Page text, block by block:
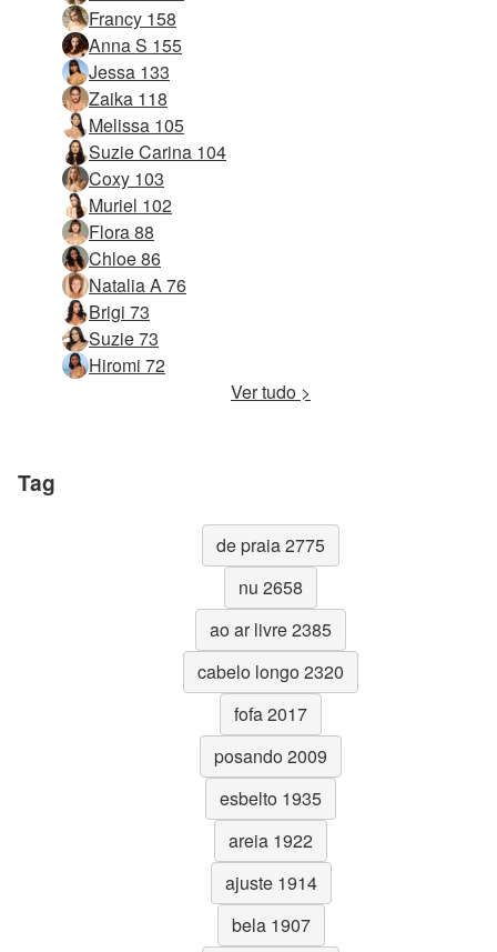
Francy 158
Anna S 155
Jessa 133
Zaika 118
Melissa 105
Suzie Carina 104
Coxy 103
Muriel 102
Flora 88
Chloe 86
Natalia A 76
Brigi 73
Suzie 73
Hiromi 72
Ver tudo >
Tag
de praia 2775
nu 2658
ao ar livre 2385
cabelo longo 2320
fofa 2017
posando 2009
esbelto 1935
areia 1922
ajuste 1914
bela 1907